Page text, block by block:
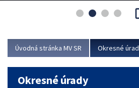
asociácie poisťovní (SLASPO) a
Viac
Úvodná stránka MV SR Okresné
Okresné úrady